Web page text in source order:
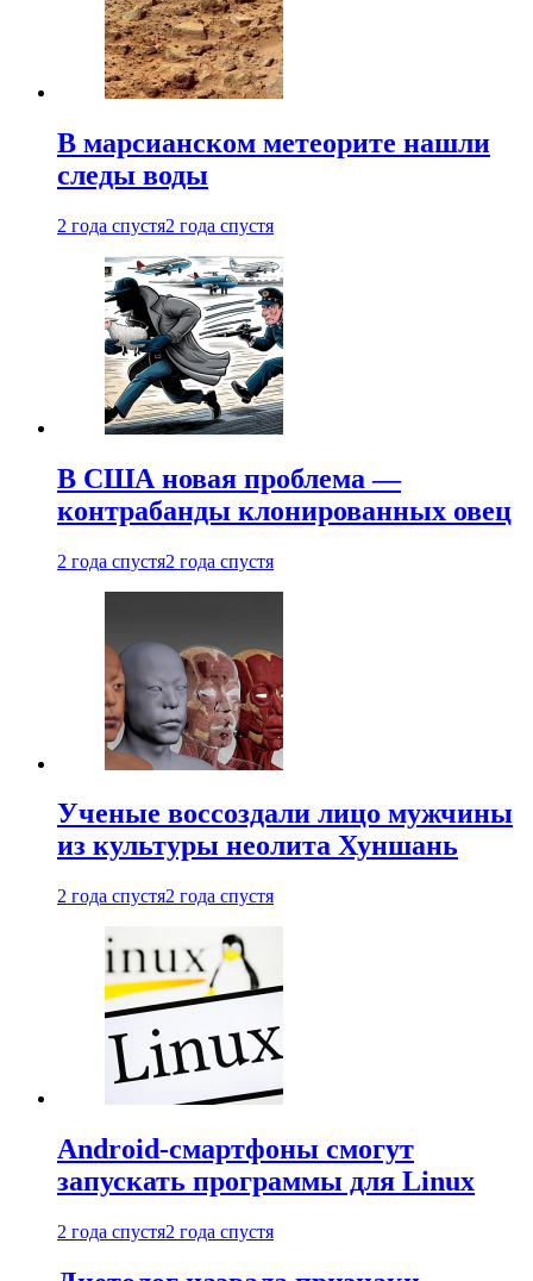
В марсианском метеорите нашли
следы воды
2 года спустя2 года спустя
В США новая проблема —
контрабанды клонированных овец
2 года спустя2 года спустя
Ученые воссоздали лицо мужчины
из культуры неолита Хуншань
2 года спустя2 года спустя
Android-смартфоны смогут
запускать программы для Linux
2 года спустя2 года спустя